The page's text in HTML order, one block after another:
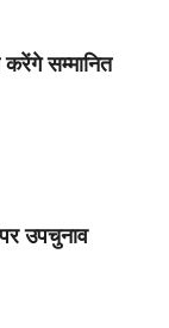
करेंगे सम्मानित
उपचुनाव